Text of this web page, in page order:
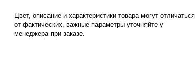
Цвет, описание и характеристики товара могут отличаться
от фактических, важные параметры уточняйте у
менеджера при заказе.